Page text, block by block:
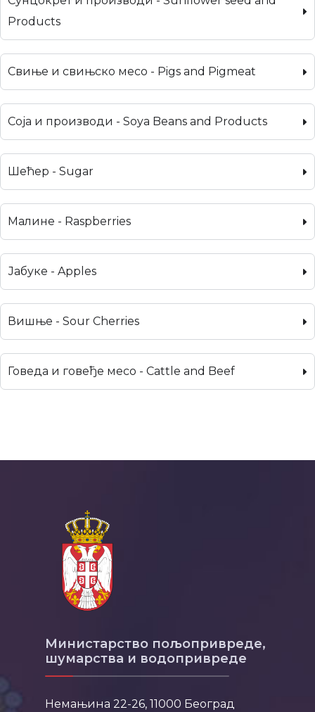
Products
Свиње и свињско месо - Pigs and Pigmeat
Соја и производи - Soya Beans and Products
Шећер - Sugar
Малине - Raspberries
Јабуке - Apples
Вишње - Sour Cherries
Говеда и говеђе месо - Cattle and Beef
Министарство пољопривреде,
шумарства и водопривреде
Немањина 22-26, 11000 Београд